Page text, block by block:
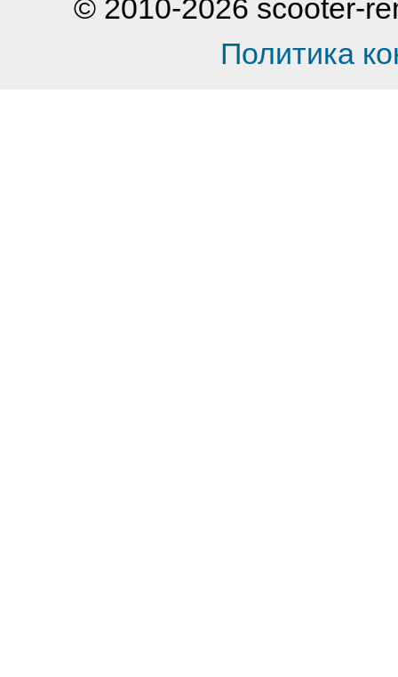
© 2010-2026 scooter-
Политика